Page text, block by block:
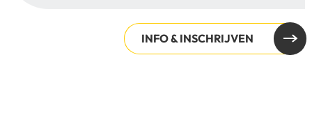
INFO & INSCHRIJVEN